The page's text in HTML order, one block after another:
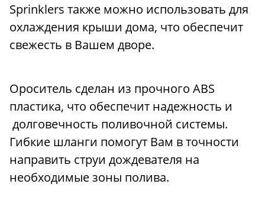
Sprinklers также можно использовать для
охлаждения крыши дома, что обеспечит
свежесть в Вашем дворе.
Ороситель сделан из прочного ABS
пластика, что обеспечит надежность и
долговечность поливочной системы.
Гибкие шланги помогут Вам в точности
направить струи дождевателя на
необходимые зоны полива.